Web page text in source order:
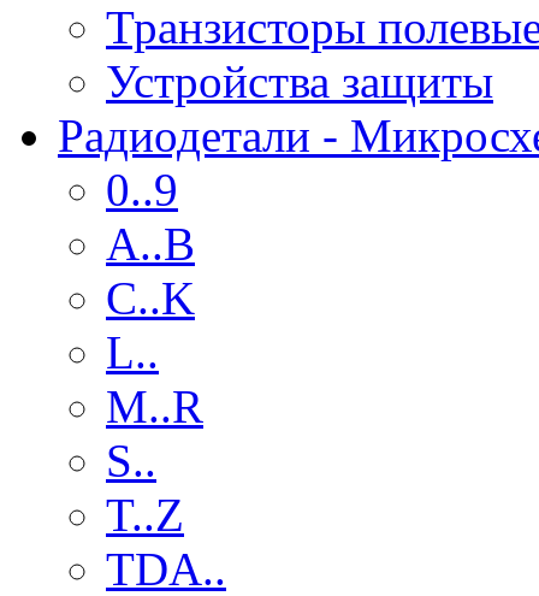
Транзисторы
Устройства защиты
Радиодетали -
0..9
A..B
C..K
L..
M..R
S..
T..Z
TDA..